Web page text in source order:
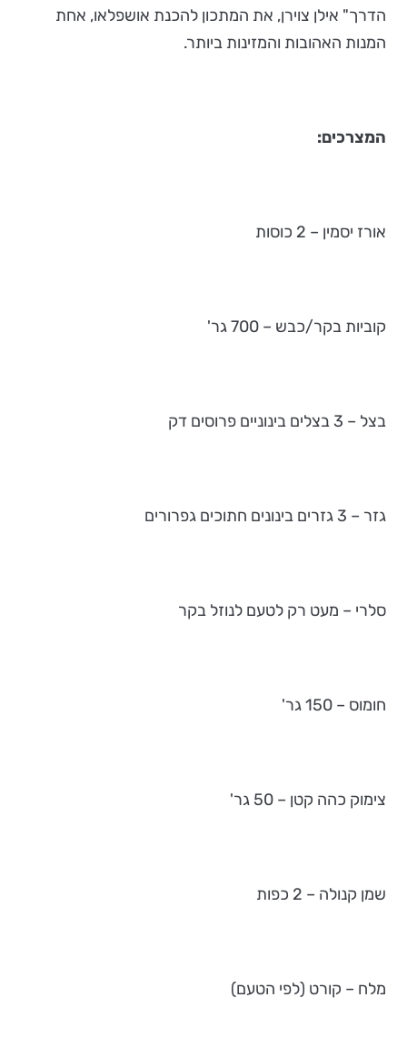
הדרך" אילן צוירן, את המתכון להכנת אושפלאו, אחת
המנות האהובות והמזינות ביותר.
המצרכים:
אורז יסמין – 2 כוסות
קוביות בקר/כבש – 700 גר'
בצל – 3 בצלים בינוניים פרוסים דק
גזר – 3 גזרים בינונים חתוכים גפרורים
סלרי – מעט רק לטעם לנוזל בקר
חומוס – 150 גר'
צימוק כהה קטן – 50 גר'
שמן קנולה – 2 כפות
מלח – קורט (לפי הטעם)